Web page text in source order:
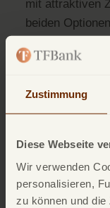
Zustimmung
Diese Webseite
Wir verwenden
personalisieren,
zu können und
mit attraktiven
beiden
Zum TF